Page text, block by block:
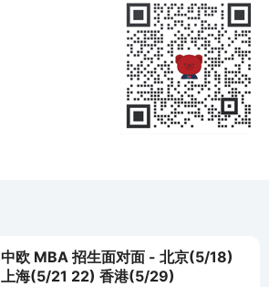
中欧 MBA 招生面对面 - 北京(5/18)
上海(5/21 22) 香港(5/29)